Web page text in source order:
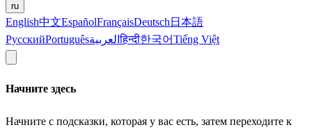
ru
English中文EspañolFrançaisDeutsch 日本語
РусскийPortuguêsالعربيةहिन्दी한국어Tiếng Việt
Начните здесь
Начните с подсказки, которая у вас есть, затем переходите к